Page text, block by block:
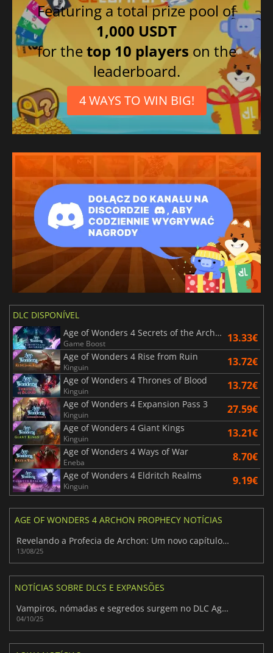
Featuring a total prize pool of
1,000 USDT
for thetop 10 players on the
leaderboard.
4 WAYS TO WIN BIG!
DLC DISPONÍVEL
Age of Wonders 4 Secrets of the Archmages
Game Boost 13.33€
Age of Wonders 4 Rise from Ruin
Kinguin 13.72€
Age of Wonders 4 Thrones of Blood
Kinguin 13.72€
Age of Wonders 4 Expansion Pass 3
Kinguin 27.59€
Age of Wonders 4 Giant Kings
Kinguin 13.21€
Age of Wonders 4 Ways of War
Eneba 8.70€
Age of Wonders 4 Eldritch Realms
Kinguin 9.19€
AGE OF WONDERS 4 ARCHON PROPHECY NOTÍCIAS
Revelando a Profecia de Archon: Um novo capítulo para Age of Wonders 4
13/08/25
NOTÍCIAS SOBRE DLCS E EXPANSÕES
Vampiros, nómadas e segredos surgem no DLC Age of Wonders 4
04/10/25